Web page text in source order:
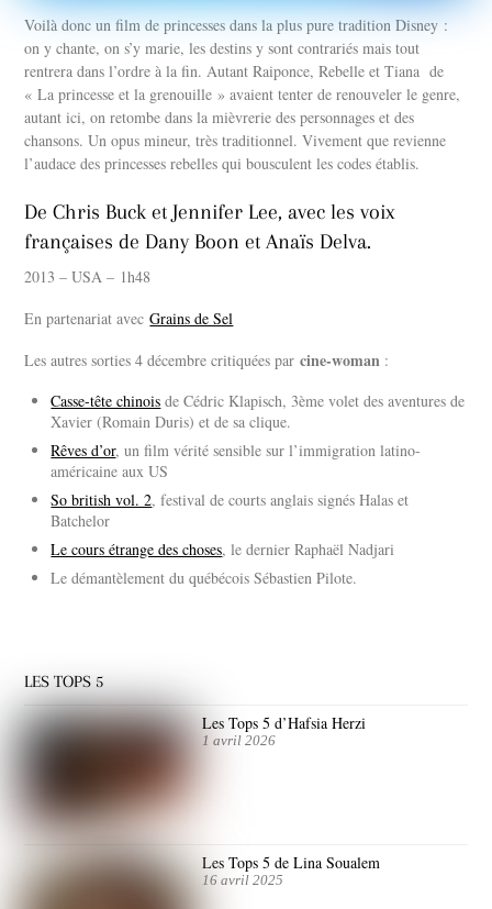
Voilà donc un film de princesses dans la plus pure tradition Disney :
on y chante, on s’y marie, les destins y sont contrariés mais tout
rentrera dans l’ordre à la fin. Autant Raiponce, Rebelle et Tiana de
« La princesse et la grenouille » avaient tenter de renouveler le genre,
autant ici, on retombe dans la mièvrerie des personnages et des
chansons. Un opus mineur, très traditionnel. Vivement que revienne
l’audace des princesses rebelles qui bousculent les codes établis.
De Chris Buck et Jennifer Lee, avec les voix
françaises de Dany Boon et Anaïs Delva.
2013 – USA – 1h48
En partenariat avecGrains de Sel
Les autres sorties 4 décembre critiquées parcine-woman :
Casse-tête chinois de Cédric Klapisch, 3ème volet des aventures de
Xavier (Romain Duris) et de sa clique.
Rêves d’or, un film vérité sensible sur l’immigration latino-
américaine aux US
So british vol. 2, festival de courts anglais signés Halas et
Batchelor
Le cours étrange des choses, le dernier Raphaël Nadjari
Le démantèlement du québécois Sébastien Pilote.
LES TOPS 5
Les Tops 5 d’Hafsia Herzi
1 avril 2026
Les Tops 5 de Lina Soualem
16 avril 2025